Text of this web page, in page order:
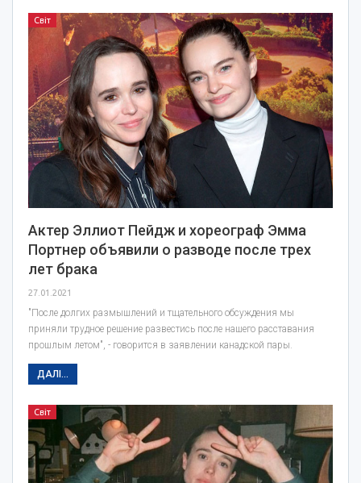
Світ
Актер Эллиот Пейдж и хореограф Эмма
Портнер объявили о разводе после трех
лет брака
27.01.2021
"После долгих размышлений и тщательного обсуждения мы
приняли трудное решение развестись после нашего расставания
прошлым летом", - говорится в заявлении канадской пары.
ДАЛІ...
Світ